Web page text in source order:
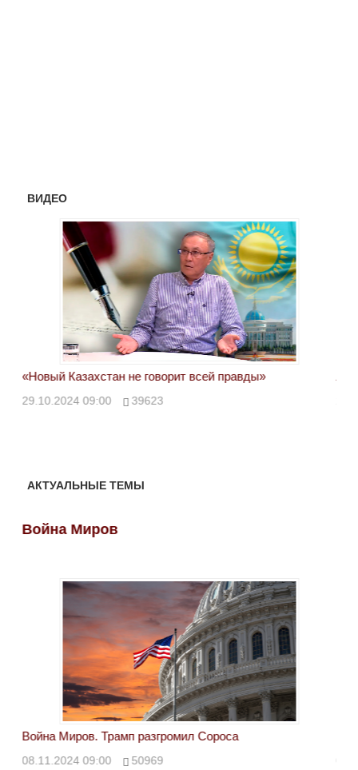
ВИДЕО
«Новый Казахстан не говорит всей правды»
29.10.2024 09:00 39623
АКТУАЛЬНЫЕ ТЕМЫ
Война Миров
Война Миров. Трамп разгромил Сороса
08.11.2024 09:00 50969